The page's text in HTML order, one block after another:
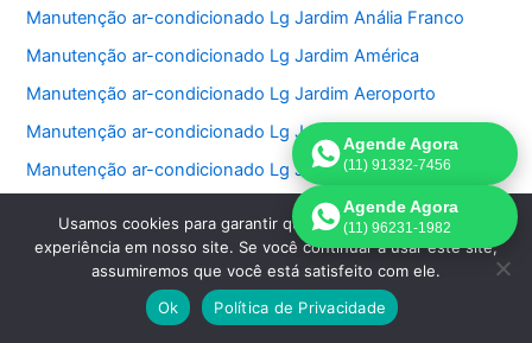
Manutenção ar-condicionado Lg Jardim Anália Franco
Manutenção ar-condicionado Lg Jardim América
Manutenção ar-condicionado Lg Jardim Aeroporto
Manutenção ar-condicionado Lg Jaraguá
Manutenção ar-condicionado Lg Jaguaré
Manutenção ar-condicionado Lg Jaçanã
Manutenção ar-condicionado Lg Jabaquara
Manutenção ar-condicionado Lg Itaim Bibi
Manutenção ar-condicionado Lg Ipiranga
Agende Agora
(11) 91332-7456
Agende Agora
(11) 96231-1982
Usamos cookies para garantir que oferecemos a melhor
experiência em nosso site. Se você continuar a usar este site,
assumiremos que você está satisfeito com ele.
Ok
Política de Privacidade